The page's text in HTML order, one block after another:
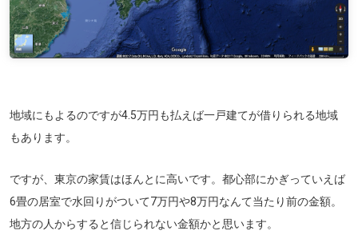
地域にもよるのですが4.5万円も払えば一戸建てが借りられる地域
もあります。
ですが、東京の家賃はほんとに高いです。都心部にかぎっていえば
6畳の居室で水回りがついて7万円や8万円なんて当たり前の金額。
地方の人からすると信じられない金額かと思います。